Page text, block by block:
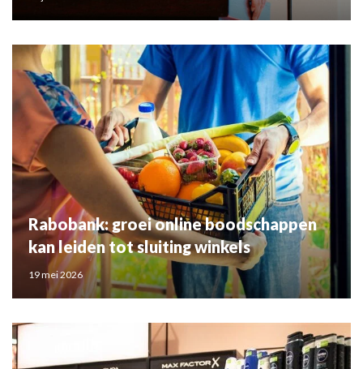
Rabobank: groei online boodschappen
kan leiden tot sluiting winkels
19 mei 2026